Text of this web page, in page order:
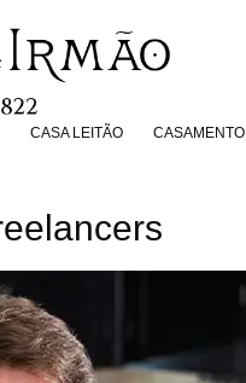
CASA LEITÃO CASAMENTO
CASA LEITÃO